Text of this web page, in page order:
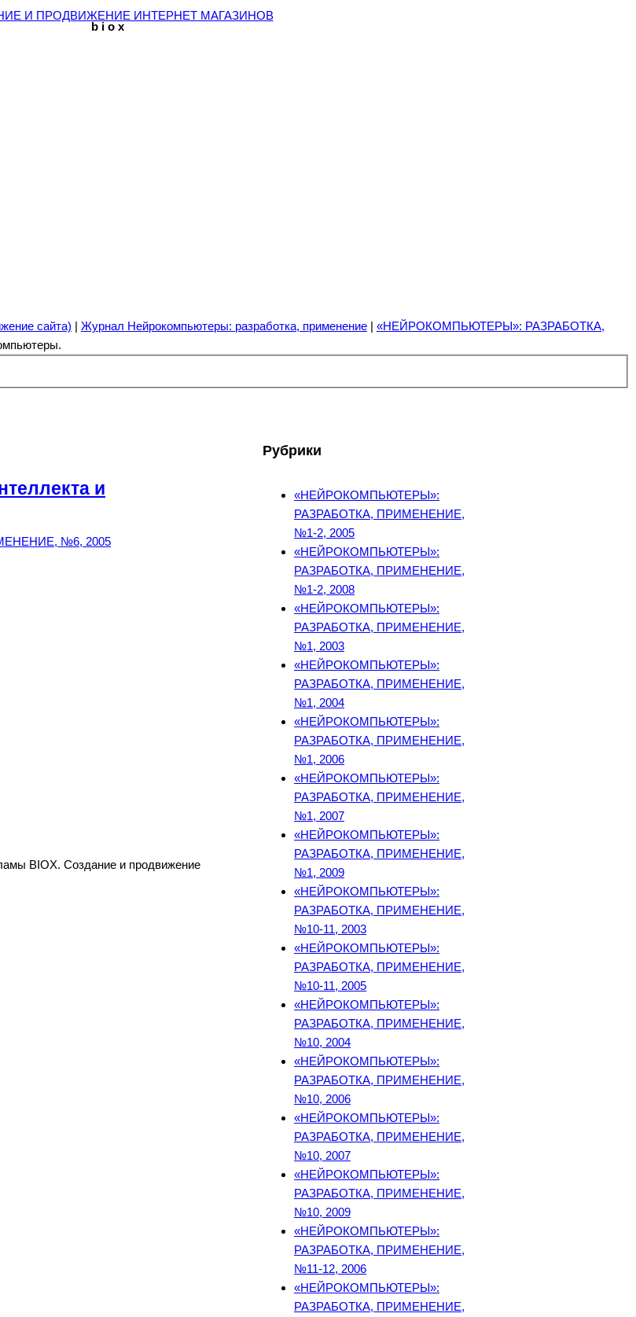
b i o x
сайта) | Журнал Нейрокомпьютеры: разработка, применение | «НЕЙРОКОМПЬЮТЕРЫ»: РАЗРАБОТКА,
и
№6, 2005
Рубрики
«НЕЙРОКОМПЬЮТЕРЫ»:
РАЗРАБОТКА, ПРИМЕНЕНИЕ,
№1-2, 2005
«НЕЙРОКОМПЬЮТЕРЫ»:
РАЗРАБОТКА, ПРИМЕНЕНИЕ,
№1-2, 2008
«НЕЙРОКОМПЬЮТЕРЫ»:
РАЗРАБОТКА, ПРИМЕНЕНИЕ,
№1, 2003
«НЕЙРОКОМПЬЮТЕРЫ»:
РАЗРАБОТКА, ПРИМЕНЕНИЕ,
№1, 2004
«НЕЙРОКОМПЬЮТЕРЫ»:
РАЗРАБОТКА, ПРИМЕНЕНИЕ,
№1, 2006
«НЕЙРОКОМПЬЮТЕРЫ»:
РАЗРАБОТКА, ПРИМЕНЕНИЕ,
№1, 2007
«НЕЙРОКОМПЬЮТЕРЫ»:
РАЗРАБОТКА, ПРИМЕНЕНИЕ,
№1, 2009
«НЕЙРОКОМПЬЮТЕРЫ»:
РАЗРАБОТКА, ПРИМЕНЕНИЕ,
№10-11, 2003
«НЕЙРОКОМПЬЮТЕРЫ»:
РАЗРАБОТКА, ПРИМЕНЕНИЕ,
№10-11, 2005
«НЕЙРОКОМПЬЮТЕРЫ»:
РАЗРАБОТКА, ПРИМЕНЕНИЕ,
№10, 2004
«НЕЙРОКОМПЬЮТЕРЫ»:
РАЗРАБОТКА, ПРИМЕНЕНИЕ,
№10, 2006
«НЕЙРОКОМПЬЮТЕРЫ»:
РАЗРАБОТКА, ПРИМЕНЕНИЕ,
№10, 2007
«НЕЙРОКОМПЬЮТЕРЫ»:
РАЗРАБОТКА, ПРИМЕНЕНИЕ,
№10, 2009
«НЕЙРОКОМПЬЮТЕРЫ»:
РАЗРАБОТКА, ПРИМЕНЕНИЕ,
№11-12, 2006
«НЕЙРОКОМПЬЮТЕРЫ»:
РАЗРАБОТКА, ПРИМЕНЕНИЕ,
BIOX. Создание и продвижение